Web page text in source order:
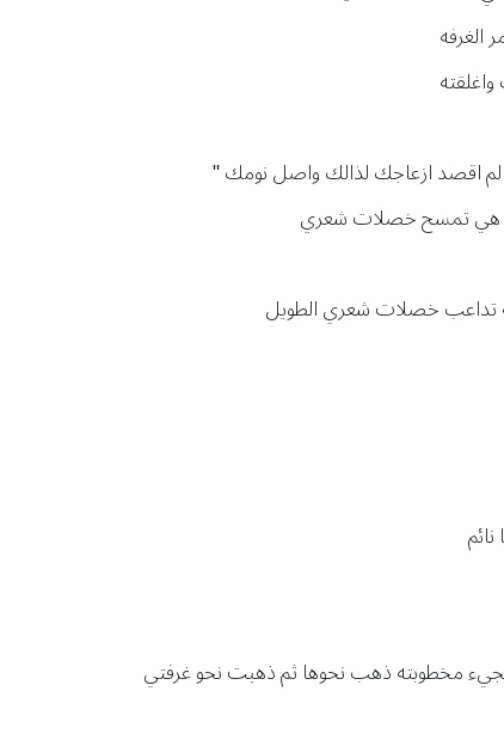
الغرفه
لم اقصد ازعاجك لذالك واصل نومك "
هي تمسح خصلات شعري
تداعب خصلات شعري الطويل
مخطوبته ذهب نحوها ثم ذهبت نحو غرفتي